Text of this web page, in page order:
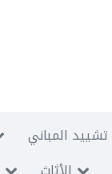
تشييد المباني